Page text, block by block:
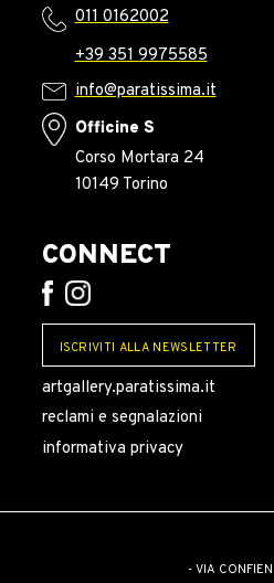
011 0162002
+39 351 9975585
info@paratissima.it
Officine S
Corso Mortara 24
10149 Torino
CONNECT
ISCRIVITI ALLA NEWSLETTER
artgallery.paratissima.it
reclami e segnalazioni
informativa privacy
- VIA